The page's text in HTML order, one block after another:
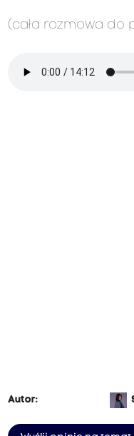
(cała rozmowa do
Autor: